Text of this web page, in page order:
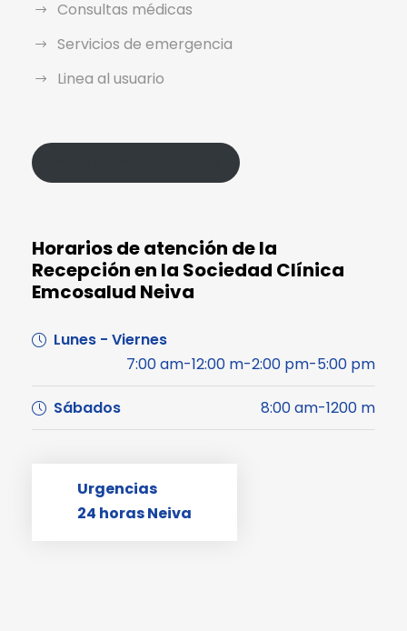
Consultas médicas
Servicios de emergencia
Linea al usuario
Horarios de atención de la
Recepción en la Sociedad Clínica
Emcosalud Neiva
Lunes - Viernes
7:00 am-12:00 m-2:00 pm-5:00 pm
Sábados 8:00 am-1200 m
Urgencias
24 horas Neiva